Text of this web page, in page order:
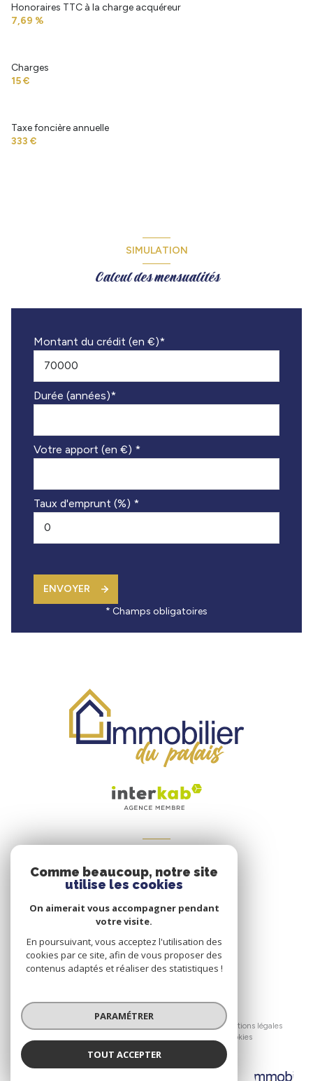
Honoraires TTC à la charge acquéreur
7,69 %
Charges
15 €
Taxe foncière annuelle
333 €
SIMULATION
Calcul des mensualités
Montant du crédit (en €)*
Durée (années)*
Votre apport (en €) *
Taux d'emprunt (%) *
ENVOYER
* Champs obligatoires
Immobilier du Palais
Espace propriétaire
© 2026 | Tous droits réservés
Mentions légales
Cookies
Comme beaucoup, notre site
utilise les cookies
On aimerait vous accompagner pendant
votre visite.
En poursuivant, vous acceptez l'utilisation des
cookies par ce site, afin de vous proposer des
contenus adaptés et réaliser des statistiques !
PARAMÉTRER
TOUT ACCEPTER